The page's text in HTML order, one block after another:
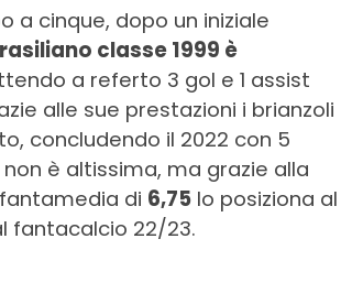
cinque, dopo un iniziale
classe 1999 è
a referto 3 gol e 1 assist
alle sue prestazioni i brianzoli
concludendo il 2022 con 5
non è altissima, ma grazie alla
di 6,75 lo posiziona al
fantacalcio 22/23.